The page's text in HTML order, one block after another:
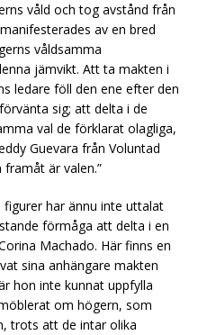
våld och tog avstånd från
av en bred
våldsamma
jämvikt. Att ta makten i
ledare föll den ene efter den
sig; att delta i de
val de förklarat olagliga,
Guevara från Voluntad
är valen.”
har ännu inte uttalat
förmåga att delta i en
Machado. Här finns en
sina anhängare makten
hon inte kunnat uppfylla
om högern, som
trots att de intar olika